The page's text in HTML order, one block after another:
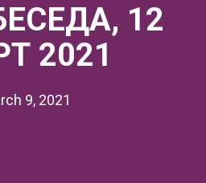
12
2021
9, 2021